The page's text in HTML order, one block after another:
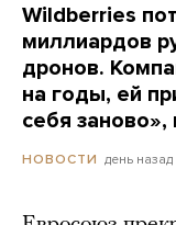
Wildberries
миллиардов
дронов.
на годы, ей
себя
НОВОСТИ день назад